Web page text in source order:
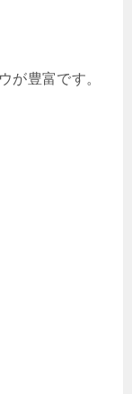
が豊富です。